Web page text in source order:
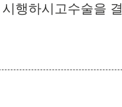
행하시고 수술을